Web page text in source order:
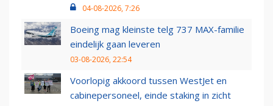
04-08-2026, 7:26
Boeing mag kleinste telg 737 MAX-familie
eindelijk gaan leveren
03-08-2026, 22:54
Voorlopig akkoord tussen WestJet en
cabinepersoneel, einde staking in zicht